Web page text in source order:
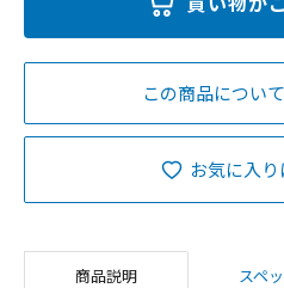
この商品につい
お気に入
商品説明 スペ